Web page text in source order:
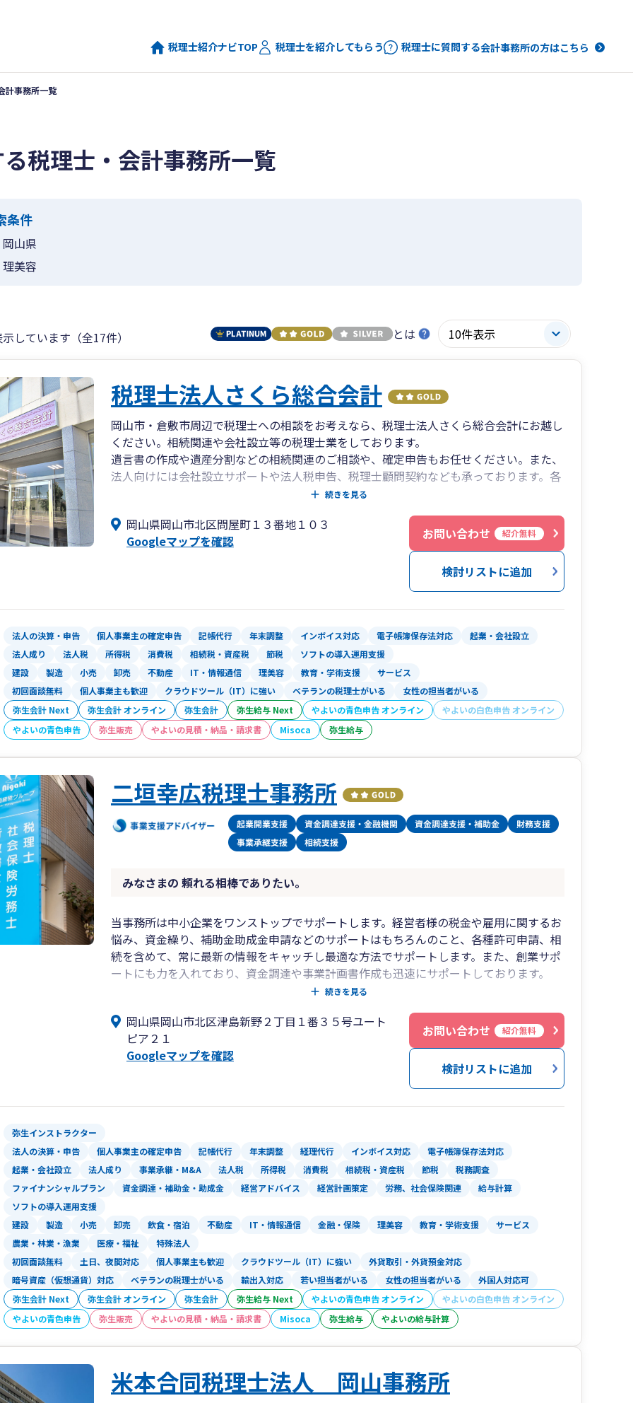
税理士紹介ナビTOP 税理士を紹介してもらう 税理士に質問する会計事務所の方はこちら
計事務所一覧
税理士・会計事務所一覧
条件
岡山県
理美容
しています（全17件） とは
税理士法人さくら総合会計
岡山市・倉敷市周辺で税理士への相談をお考えなら、税理士法人さくら総合会計にお越し
ください。相続関連や会社設立等の税理士業をしております。
遺言書の作成や遺産分割などの相続関連のご相談や、確定申告もお任せください。また、
法人向けには会社設立サポートや法人税申告、税理士顧問契約なども承っております。各
種税申告の無料相談も面談で随時行っておりますのでお気軽にご相談くださいませ。
続きを見る
岡山県岡山市北区問屋町１３番地１０３
Googleマップを確認
お問い合わせ 紹介無料
検討リストに追加
法人の決算・申告 個人事業主の確定申告 記帳代行 年末調整 インボイス対応 電子帳簿保存法対応
起業・会社設立
法人成り
法人税 所得税 消費税 相続税・資産税 節税
ソフトの導入運用支援
建設
製造 小売 卸売 不動産 IT・情報通信 理美容 教育・学術支援
サービス
初回面談無料
個人事業主も歓迎 クラウドツール（IT）に強い ベテランの税理士がいる
女性の担当者がいる
弥生会計 Next
弥生会計 オンライン 弥生会計 弥生給与 Next やよいの青色申告 オンライン
やよいの白色申告 オンライン
やよいの青色申告
弥生販売 やよいの見積・納品・請求書 Misoca 弥生給与
二垣幸広税理士事務所
みなさまの 頼れる相棒でありたい。
当事務所は中小企業をワンストップでサポートします。経営者様の税金や雇用に関するお
悩み、資金繰り、補助金助成金申請などのサポートはもちろんのこと、各種許可申請、相
続を含めて、常に最新の情報をキャッチし最適な方法でサポートします。また、創業サポ
ートにも力を入れており、資金調達や事業計画書作成も迅速にサポートしております。
「中小企業のベストパートナー」として、経営者様にとことん向き合い、互いに切磋琢磨
（現Panasonic創業者）の言葉があります。私腹を肥やすのではなく、地域社会に貢献し
ていくことが自企業発展の一番の近道であると考え、日々の業務に励んでおります。生ま
れ育った岡山から日本全国を元気にしていきます！
続きを見る
岡山県岡山市北区津島新野２丁目１番３５号ユート
ピア２１
Googleマップを確認
お問い合わせ 紹介無料
検討リストに追加
弥生インストラクター
法人の決算・申告
個人事業主の確定申告 記帳代行 年末調整 経理代行 インボイス対応
電子帳簿保存法対応
起業・会社設立
法人成り 事業承継・M&A 法人税 所得税 消費税 相続税・資産税 節税
税務調査
ファイナンシャルプラン
資金調達・補助金・助成金 経営アドバイス 経営計画策定 労務、社会保険関連
給与計算
ソフトの導入運用支援
建設
製造 小売 卸売 飲食・宿泊 不動産 IT・情報通信 金融・保険 理美容 教育・学術支援
サービス
農業・林業・漁業
医療・福祉
特殊法人
初回面談無料
土日、夜間対応 個人事業主も歓迎 クラウドツール（IT）に強い
外貨取引・外貨預金対応
暗号資産（仮想通貨）対応
ベテランの税理士がいる 輸出入対応 若い担当者がいる 女性の担当者がいる
外国人対応可
弥生会計 Next
弥生会計 オンライン 弥生会計 弥生給与 Next やよいの青色申告 オンライン
やよいの白色申告 オンライン
やよいの青色申告
弥生販売 やよいの見積・納品・請求書 Misoca 弥生給与 やよいの給与計算
米本合同税理士法人 岡山事務所